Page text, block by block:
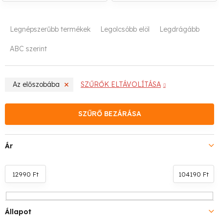
T
m
e
e
n
Legnépszerűbb termékek Legolcsóbb elöl Legdrágább
ABC szerint
Az előszobába SZŰRŐK ELTÁVOLÍTÁSA
SZŰRŐ BEZÁRÁSA
Ár
12990 Ft 104190 Ft
Állapot